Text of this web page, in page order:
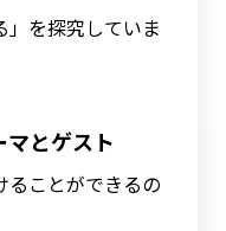
」を探究していま
とゲスト
ることができるの